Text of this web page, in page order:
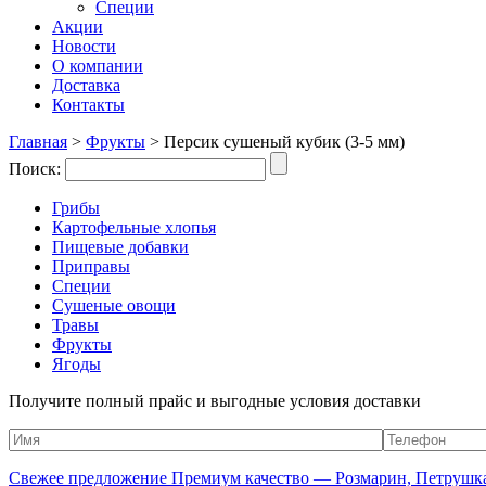
Специи
Акции
Новости
О компании
Доставка
Контакты
Главная > Фрукты > Персик сушеный кубик (3-5 мм)
Поиск:
Грибы
Картофельные хлопья
Пищевые добавки
Приправы
Специи
Сушеные овощи
Травы
Фрукты
Ягоды
Получите полный прайс и выгодные условия доставки
Свежее предложение Премиум качество — Розмарин,